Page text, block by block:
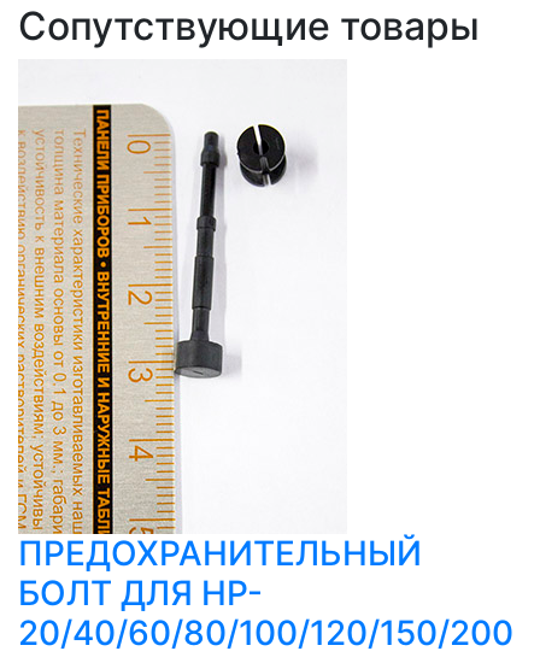
Сопутствующие товары
ПРЕДОХРАНИТЕЛЬНЫЙ
БОЛТ ДЛЯ HP-
20/40/60/80/100/120/150/200